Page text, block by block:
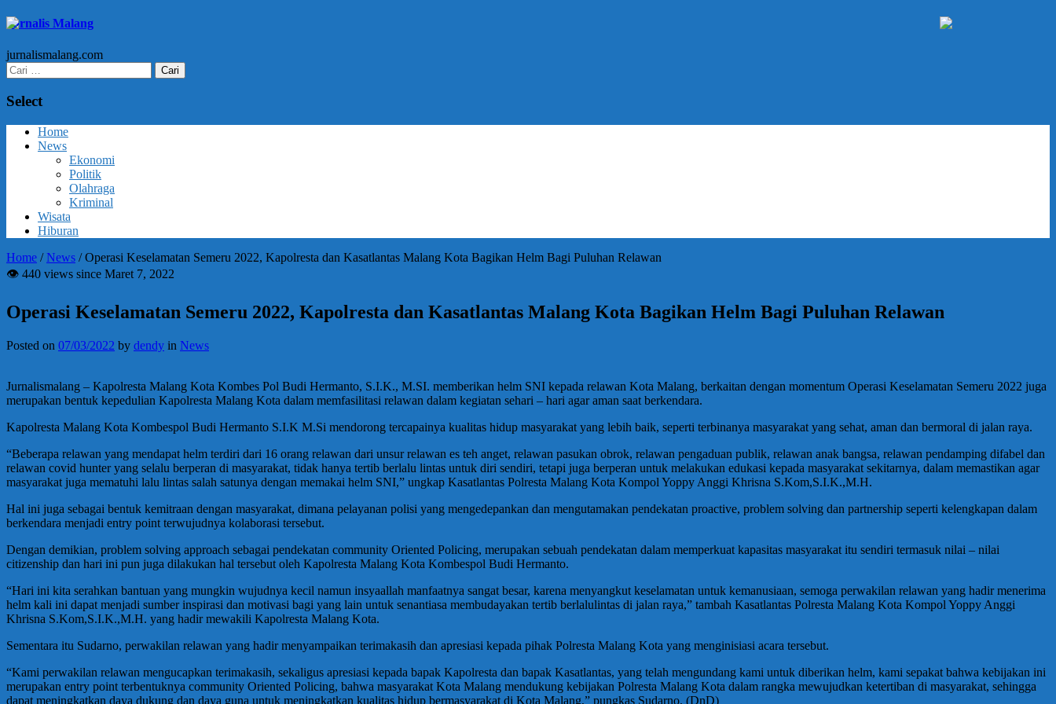
Jurnalis Malang
jurnalismalang.com
Cari
untuk:
Select
Home
News
Ekonomi
Politik
Olahraga
Kriminal
Wisata
Hiburan
Home /News /Operasi Keselamatan Semeru 2022, Kapolresta dan Kasatlantas Malang Kota Bagikan Helm Bagi Puluhan Relawan
👁 440 views since Maret 7, 2022
Operasi Keselamatan Semeru 2022, Kapolresta dan Kasatlantas Malang Kota Bagikan Helm Bagi Puluhan Relawan
Posted on 07/03/2022 by dendy in News
Jurnalismalang – Kapolresta Malang Kota Kombes Pol Budi Hermanto, S.I.K., M.SI. memberikan helm SNI kepada relawan Kota Malang, berkaitan dengan momentum Operasi Keselamatan Semeru 2022 juga
merupakan bentuk kepedulian Kapolresta Malang Kota dalam memfasilitasi relawan dalam kegiatan sehari – hari agar aman saat berkendara.
Kapolresta Malang Kota Kombespol Budi Hermanto S.I.K M.Si mendorong tercapainya kualitas hidup masyarakat yang lebih baik, seperti terbinanya masyarakat yang sehat, aman dan bermoral di jalan raya.
“Beberapa relawan yang mendapat helm terdiri dari 16 orang relawan dari unsur relawan es teh anget, relawan pasukan obrok, relawan pengaduan publik, relawan anak bangsa, relawan pendamping difabel dan
relawan covid hunter yang selalu berperan di masyarakat, tidak hanya tertib berlalu lintas untuk diri sendiri, tetapi juga berperan untuk melakukan edukasi kepada masyarakat sekitarnya, dalam memastikan agar
masyarakat juga mematuhi lalu lintas salah satunya dengan memakai helm SNI,” ungkap Kasatlantas Polresta Malang Kota Kompol Yoppy Anggi Khrisna S.Kom,S.I.K.,M.H.
Hal ini juga sebagai bentuk kemitraan dengan masyarakat, dimana pelayanan polisi yang mengedepankan dan mengutamakan pendekatan proactive, problem solving dan partnership seperti kelengkapan dalam
berkendara menjadi entry point terwujudnya kolaborasi tersebut.
Dengan demikian, problem solving approach sebagai pendekatan community Oriented Policing, merupakan sebuah pendekatan dalam memperkuat kapasitas masyarakat itu sendiri termasuk nilai – nilai
citizenship dan hari ini pun juga dilakukan hal tersebut oleh Kapolresta Malang Kota Kombespol Budi Hermanto.
“Hari ini kita serahkan bantuan yang mungkin wujudnya kecil namun insyaallah manfaatnya sangat besar, karena menyangkut keselamatan untuk kemanusiaan, semoga perwakilan relawan yang hadir menerima
helm kali ini dapat menjadi sumber inspirasi dan motivasi bagi yang lain untuk senantiasa membudayakan tertib berlalulintas di jalan raya,” tambah Kasatlantas Polresta Malang Kota Kompol Yoppy Anggi
Khrisna S.Kom,S.I.K.,M.H. yang hadir mewakili Kapolresta Malang Kota.
Sementara itu Sudarno, perwakilan relawan yang hadir menyampaikan terimakasih dan apresiasi kepada pihak Polresta Malang Kota yang menginisiasi acara tersebut.
“Kami perwakilan relawan mengucapkan terimakasih, sekaligus apresiasi kepada bapak Kapolresta dan bapak Kasatlantas, yang telah mengundang kami untuk diberikan helm, kami sepakat bahwa kebijakan ini
merupakan entry point terbentuknya community Oriented Policing, bahwa masyarakat Kota Malang mendukung kebijakan Polresta Malang Kota dalam rangka mewujudkan ketertiban di masyarakat, sehingga
dapat meningkatkan daya dukung dan daya guna untuk meningkatkan kualitas hidup bermasyarakat di Kota Malang,” pungkas Sudarno. (DnD)